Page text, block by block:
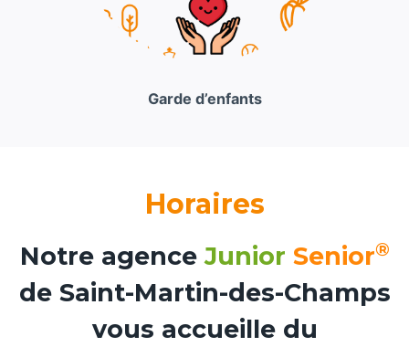
Garde d’enfants
Horaires
Notre agenceJunior Senior®
de Saint-Martin-des-Champs
vous accueille du